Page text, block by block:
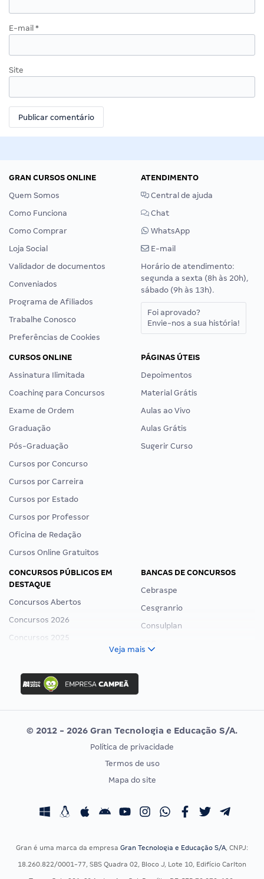
E-mail *
Site
GRAN CURSOS ONLINE
Quem Somos
Como Funciona
Como Comprar
Loja Social
Validador de documentos
Conveniados
Programa de Afiliados
Trabalhe Conosco
Preferências de Cookies
ATENDIMENTO
Central de ajuda
Chat
WhatsApp
E-mail
Horário de atendimento:
segunda a sexta (8h às 20h),
sábado (9h às 13h).
Foi aprovado?
Envie-nos a sua história!
CURSOS ONLINE
Assinatura Ilimitada
Coaching para Concursos
Exame de Ordem
Graduação
Pós-Graduação
Cursos por Concurso
Cursos por Carreira
Cursos por Estado
Cursos por Professor
Oficina de Redação
Cursos Online Gratuitos
PÁGINAS ÚTEIS
Depoimentos
Material Grátis
Aulas ao Vivo
Aulas Grátis
Sugerir Curso
CONCURSOS PÚBLICOS EM
DESTAQUE
Concursos Abertos
Concursos 2026
Concursos 2025
Concurso Ibama
Concurso MPU
Editais publicados
BANCAS DE CONCURSOS
Cebraspe
Cesgranrio
Consulplan
Vunesp
CONCURSOS POR PROFISSÃO
Concursos Fiscais
EXAME DE ORDEM
Calendário OAB
Veja mais
© 2012 - 2026 Gran Tecnologia e Educação S/A.
Política de privacidade
Termos de uso
Mapa do site
Gran é uma marca da empresa Gran Tecnologia e Educação S/A, CNPJ:
18.260.822/0001-77, SBS Quadra 02, Bloco J, Lote 10, Edifício Carlton